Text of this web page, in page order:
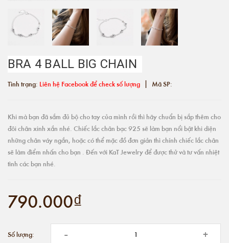
BRA 4 BALL BIG CHAIN
Tình trạng: Liên hệ Facebook để check số lượng | Mã SP:
Khi mà bạn đã sắm đủ bộ cho tay của mình rồi thì hãy chuẩn bị sắp thêm cho
đôi chân xinh xắn nhé. Chiếc lắc chân bạc 925 sẽ làm bạn nổi bật khi diện
những chân váy ngắn, hoặc có thể mặc đồ đơn giản thì chính chiếc lắc chân
sẽ làm điểm nhấn cho bạn . Đến với KaT Jewelry để được thử và tư vấn nhiệt
tình các bạn nhé.
790.000₫
Số lượng: - +